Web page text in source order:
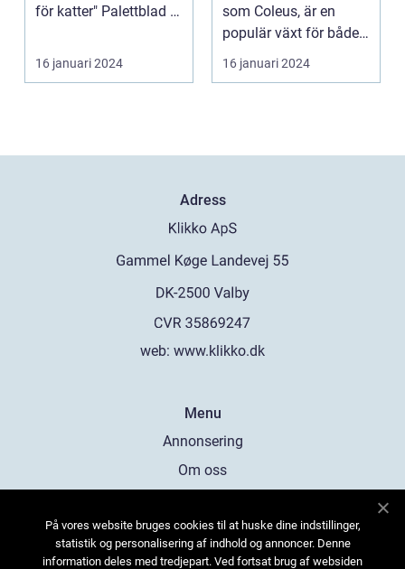
för katter" Palettblad är
16 januari 2024
som Coleus, är en
populär växt för både
inomhus och
utomhusbruk. ...
16 januari 2024
Adress
web: www.klikko.dk
Menu
Annonsering
Om oss
Kontakta oss
Sitemap
På vores website bruges cookies til at huske dine indstillinger,
statistik og personalisering af indhold og annoncer. Denne
information deles med tredjepart. Ved fortsat brug af websiden